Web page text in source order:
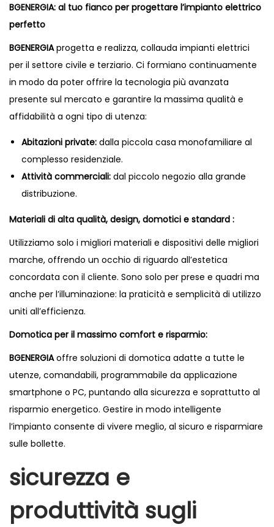
BGENERGIA: al tuo fianco per progettare l’impianto elettrico
perfetto
BGENERGIAprogetta e realizza, collauda impianti elettrici
per il settore civile e terziario. Ci formiano continuamente
in modo da poter offrire la tecnologia più avanzata
presente sul mercato e garantire la massima qualità e
affidabilità a ogni tipo di utenza:
Abitazioni private: dalla piccola casa monofamiliare al
complesso residenziale.
Attività commerciali: dal piccolo negozio alla grande
distribuzione.
Materiali di alta qualità, design, domotici e standard :
Utilizziamo solo i migliori materiali e dispositivi delle migliori
marche, offrendo un occhio di riguardo all’estetica
concordata con il cliente. Sono solo per prese e quadri ma
anche per l’illuminazione: la praticità e semplicità di utilizzo
uniti all’efficienza.
Domotica per il massimo comfort e risparmio:
BGENERGIAoffre soluzioni di domotica adatte a tutte le
utenze, comandabili, programmabile da applicazione
smartphone o PC, puntando alla sicurezza e soprattutto al
risparmio energetico. Gestire in modo intelligente
l’impianto consente di vivere meglio, al sicuro e risparmiare
sulle bollette.
sicurezza e
produttività sugli